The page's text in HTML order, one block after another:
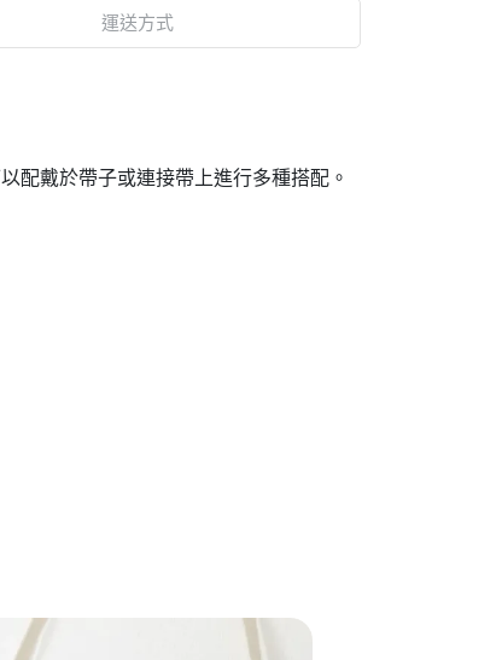
運送方式
配戴於帶子或連接帶上進行多種搭配。